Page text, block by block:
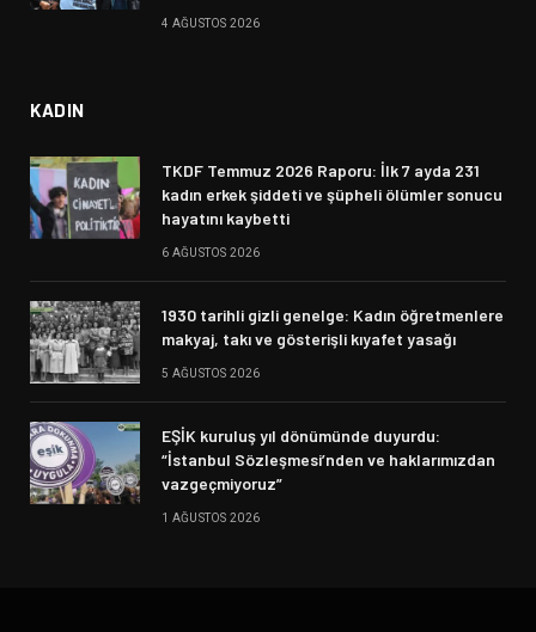
4 AĞUSTOS 2026
KADIN
TKDF Temmuz 2026 Raporu: İlk 7 ayda 231
kadın erkek şiddeti ve şüpheli ölümler sonucu
hayatını kaybetti
6 AĞUSTOS 2026
1930 tarihli gizli genelge: Kadın öğretmenlere
makyaj, takı ve gösterişli kıyafet yasağı
5 AĞUSTOS 2026
EŞİK kuruluş yıl dönümünde duyurdu:
“İstanbul Sözleşmesi’nden ve haklarımızdan
vazgeçmiyoruz”
1 AĞUSTOS 2026